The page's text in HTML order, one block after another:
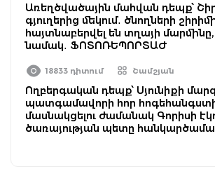
Առեղծվածային մահվան դեպք՝
գյուղերից մեկում․ ծնողների
հայտնաբերվել են տղայի
նամակ․ ՖՈՏՈՌԵՊՈՐՏԱԺ
18833 դիտում Շամշյան
Ողբերգական դեպք՝ Սյունիքի
պատգամավորի հոր
մասնակցելու ժամանակ Գորիսի
ծառայության պետը